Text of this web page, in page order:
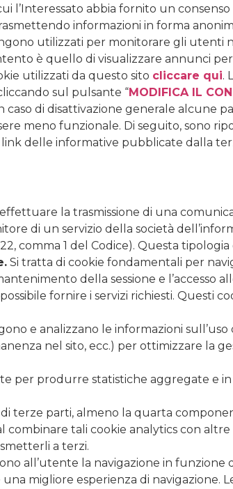
l’Interessato abbia fornito un
informazioni in forma
utilizzati per monitorare gli utenti
è quello di visualizzare annunci
utilizzati da questo sito cliccare qui.
sul pulsante “MODIFICA IL
di disattivazione generale alcune
meno funzionale. Di seguito, sono
delle informative pubblicate dalla
la trasmissione di una
di un servizio della società
comma 1 del Codice). Questa
Si tratta di cookie fondamentali per
della sessione e l’accesso
fornire i servizi richiesti. Questi
e analizzano le informazioni
nel sito, ecc.) per ottimizzare la
per produrre statistiche aggregate e
terze parti, almeno la quarta
combinare tali cookie analytics con
a terzi.
all’utente la navigazione in funzione
migliore esperienza di navigazione.